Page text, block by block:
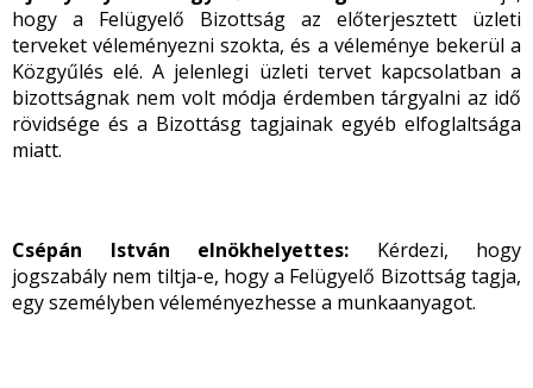
hogy a Felügyelő Bizottság az előterjesztett üzleti
terveket véleményezni szokta, és a véleménye bekerül a
Közgyűlés elé. A jelenlegi üzleti tervet kapcsolatban a
bizottságnak nem volt módja érdemben tárgyalni az idő
rövidsége és a Bizottásg tagjainak egyéb elfoglaltsága
miatt.
Csépán István elnökhelyettes: Kérdezi, hogy
jogszabály nem tiltja-e, hogy a Felügyelő Bizottság tagja,
egy személyben véleményezhesse a munkaanyagot.